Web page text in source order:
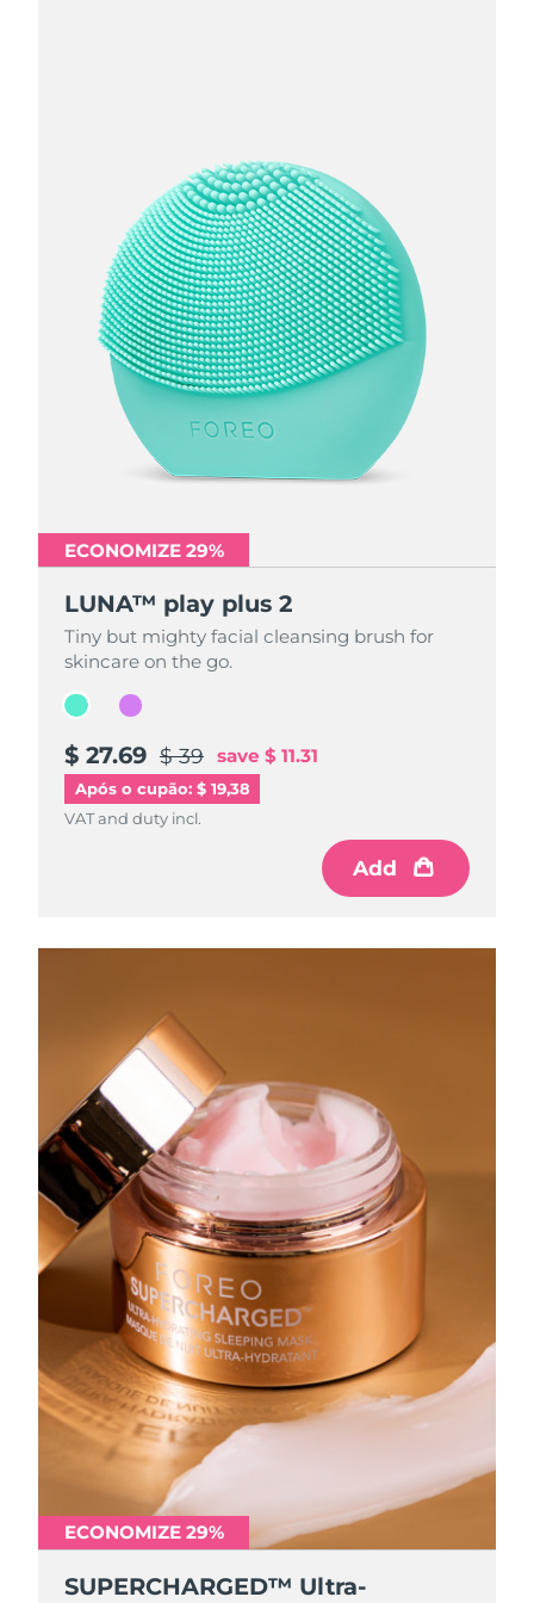
ECONOMIZE 29%
LUNA™ play plus 2
Tiny but mighty facial cleansing brush for
skincare on the go.
$ 27.69 $ 39 save $ 11.31
Após o cupão: $ 19,38
VAT and duty incl.
Add
ECONOMIZE 29%
LUNA™ play plus 2
Tiny but mighty facial cleansing brush for
skincare on the go.
$ 27.69 $ 39 save $ 11.31
VAT and duty incl.
Add
ECONOMIZE 29%
SUPERCHARGED™ Ultra-